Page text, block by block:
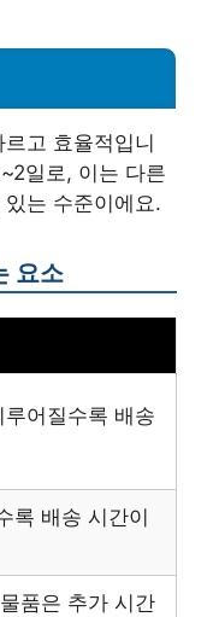
고 효율적입니
일로, 이는 다른
는 수준이에요.
요소
어질수록 배송
록 배송 시간이
품은 추가 시간